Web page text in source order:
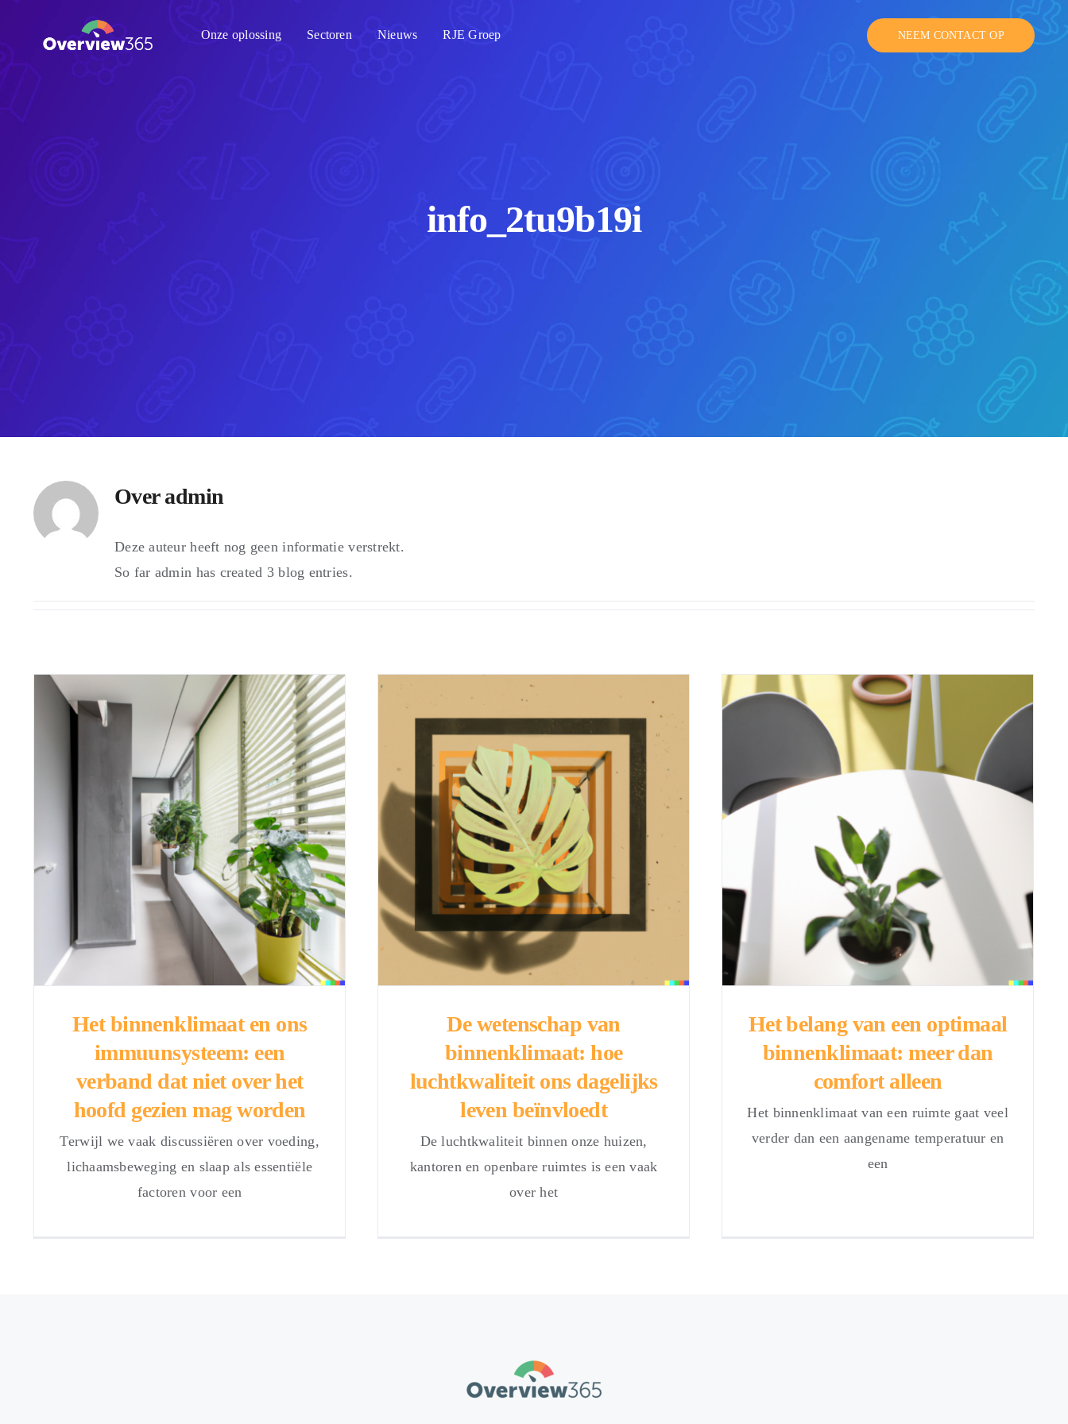
inhoud
Onze oplossing Sectoren Nieuws RJE Groep NEEM CONTACT OP
info_2tu9b19i
Overadmin
Deze auteur heeft nog geen informatie verstrekt.
So far admin has created 3 blog entries.
Het binnenklimaat en ons
immuunsysteem: een
verband dat niet over het
hoofd gezien mag worden
Terwijl we vaak discussiëren over voeding,
lichaamsbeweging en slaap als essentiële
factoren voor een
De wetenschap van
binnenklimaat: hoe
luchtkwaliteit ons dagelijks
leven beïnvloedt
De luchtkwaliteit binnen onze huizen,
kantoren en openbare ruimtes is een vaak
over het
Het belang van een optimaal
binnenklimaat: meer dan
comfort alleen
Het binnenklimaat van een ruimte gaat veel
verder dan een aangename temperatuur en
een